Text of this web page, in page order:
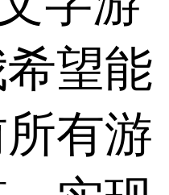
望能
有游